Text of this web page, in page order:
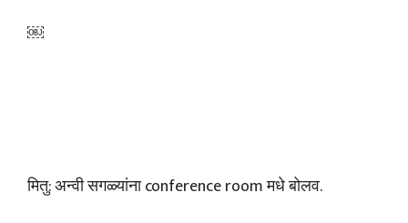
￼
मितु: अन्वी सगळ्यांना conference room मधे बोलव.